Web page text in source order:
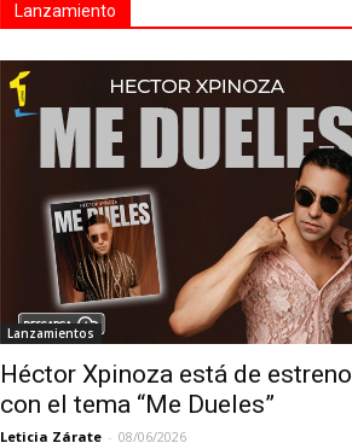
Lanzamiento
Lanzamientos
Héctor Xpinoza está de estreno
con el tema “Me Dueles”
Leticia Zárate - 08/06/2026